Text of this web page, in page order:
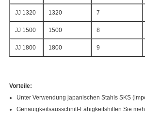
JJ 1320 1320 7
JJ 1500 1500 8
JJ 1800 1800 9
Vorteile:
Unter Verwendung japanischen Stahls SKS
Genauigkeitsausschnitt-Fähigkeitshilfen Sie